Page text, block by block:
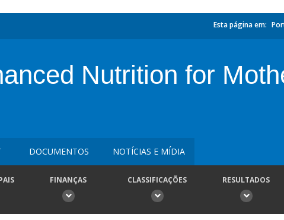
Esta página em:
Nutrition for
DOCUMENTOS NOTÍCIAS E MÍDIA
FINANÇAS CLASSIFICAÇÕES RESULTADOS